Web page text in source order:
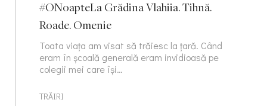
#ONoapteLa Grădina Vlahiia. Tihnă.
Roade. Omenie
Toata viața am visat să trăiesc la țară. Când
eram în școală generală eram invidioasă pe
colegii mei care își…
TRĂIRI